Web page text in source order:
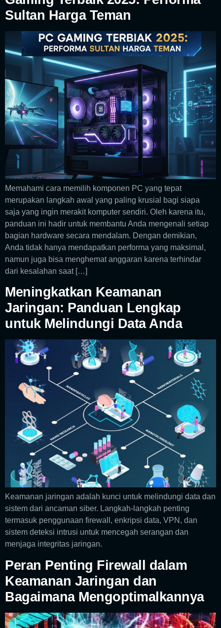
Sultan Harga Teman
Memahami cara memilih komponen PC yang tepat
merupakan langkah awal yang paling krusial bagi siapa
saja yang ingin merakit komputer sendiri. Oleh karena itu,
panduan ini hadir untuk membantu Anda mengenali setiap
bagian hardware secara mendalam. Dengan demikian,
Anda tidak hanya mendapatkan performa yang maksimal,
namun juga bisa menghemat anggaran karena terhindar
dari kesalahan saat […]
Meningkatkan Keamanan
Jaringan: Panduan Lengkap
untuk Melindungi Data Anda
Keamanan jaringan adalah kunci untuk melindungi data dan
sistem dari ancaman siber. Langkah-langkah penting
termasuk penggunaan firewall, enkripsi data, VPN, dan
sistem deteksi intrusi untuk mencegah serangan dan
menjaga integritas jaringan.
Peran Penting Firewall dalam
Keamanan Jaringan dan
Bagaimana Mengoptimalkannya